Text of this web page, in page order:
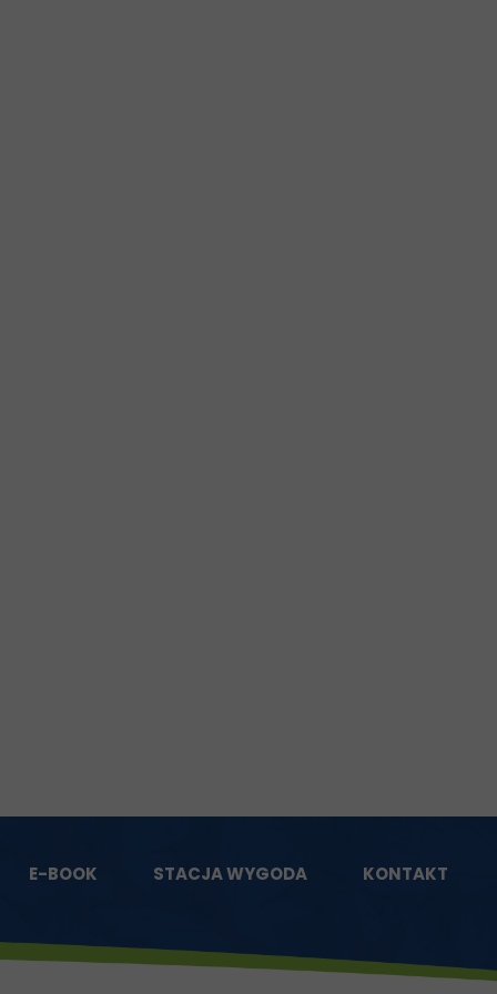
E-BOOK STACJA WYGODA KONTAKT